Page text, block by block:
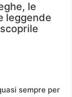
le
leggende
sempre per